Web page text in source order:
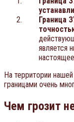
Граница
является
На территории
границами очень
Чем грозит